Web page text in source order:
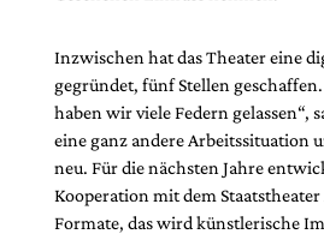
Inzwischen hat das Theater eine
gegründet, fünf Stellen
haben wir viele Federn gelassen“,
eine ganz andere Arbeitssituation
neu. Für die nächsten Jahre
Kooperation mit dem Staatstheater
Formate, das wird künstlerische